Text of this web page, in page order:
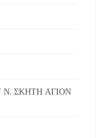
ΣΚΗΤΗ ΑΓΙΟΝ